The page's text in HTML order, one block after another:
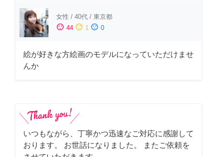
女性 / 40代 / 東京都
sentiment_satisfied 44 sentiment_neutral 1 sentiment_dissatisfied 0
絵が好きな方絵画のモデルになっていただけませ
んか
いつもながら、丁寧かつ迅速なご対応に感謝して
おります。 お世話になりました。 またご依頼を